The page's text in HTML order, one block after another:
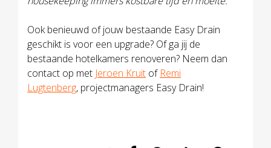
Ook benieuwd of jouw bestaande Easy Drain
geschikt is voor een upgrade? Of ga jij de
bestaande hotelkamers renoveren? Neem dan
contact op met Jeroen Kruit of Remi
Lugtenberg, projectmanagers Easy Drain!